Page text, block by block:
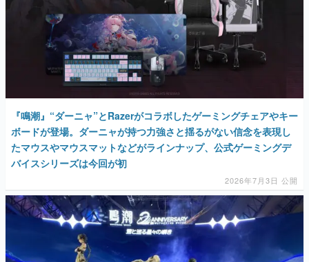
『鳴潮』“ダーニャ”とRazerがコラボしたゲーミングチェアやキー
ボードが登場。ダーニャが持つ力強さと揺るがない信念を表現し
たマウスやマウスマットなどがラインナップ、公式ゲーミングデ
バイスシリーズは今回が初
2026年7月3日 公開